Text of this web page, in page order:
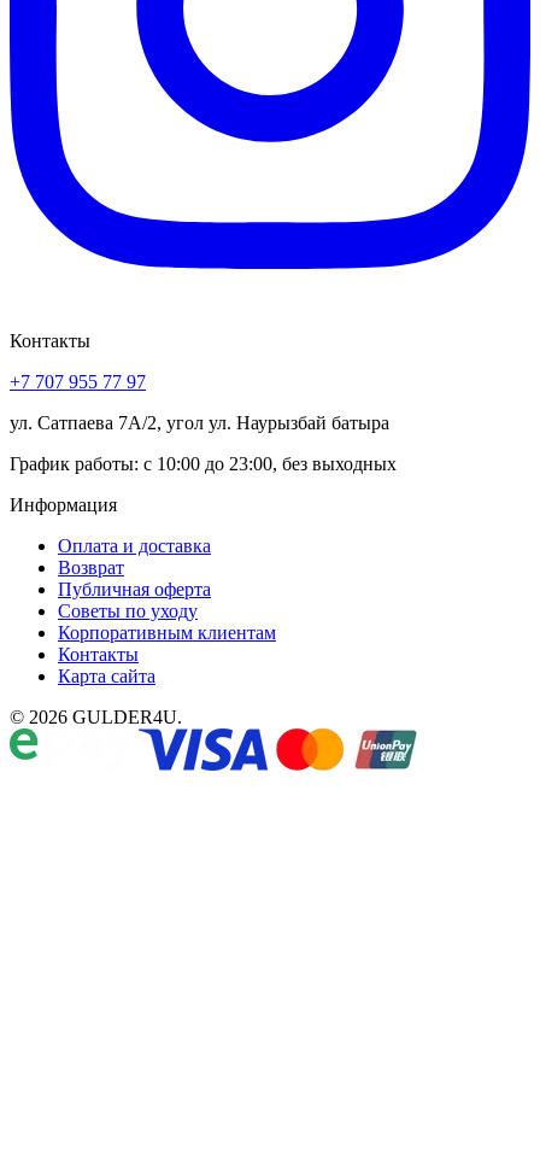
Контакты
+7 707 955 77 97
ул. Сатпаева 7А/2, угол ул. Наурызбай батыра
График работы: с 10:00 до 23:00, без выходных
Информация
Оплата и доставка
Возврат
Публичная оферта
Советы по уходу
Корпоративным клиентам
Контакты
Карта сайта
© 2026 GULDER4U.